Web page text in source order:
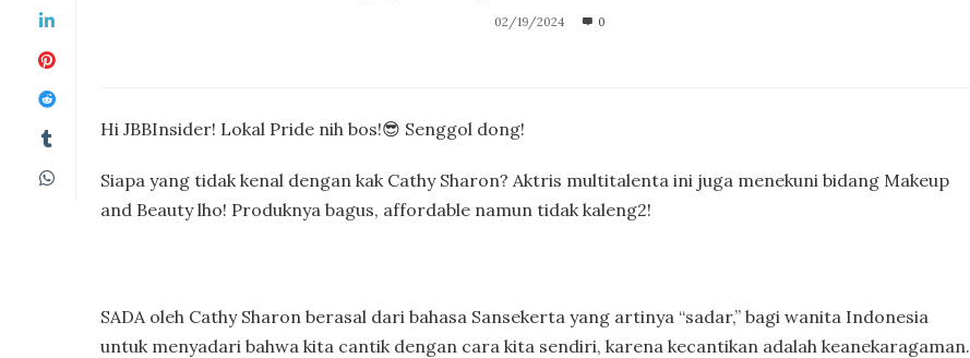
02/19/2024 0
Hi JBBInsider! Lokal Pride nih bos!😎 Senggol dong!
Siapa yang tidak kenal dengan kak Cathy Sharon? Aktris multitalenta ini juga menekuni bidang Makeup
and Beauty lho! Produknya bagus, affordable namun tidak kaleng2!
SADA oleh Cathy Sharon berasal dari bahasa Sansekerta yang artinya “sadar,” bagi wanita Indonesia
untuk menyadari bahwa kita cantik dengan cara kita sendiri, karena kecantikan adalah keanekaragaman.